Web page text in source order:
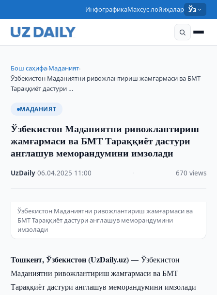
ИнфографикаМахсус лойиҳалар Ўз
Бош саҳифа›Маданият›
Ўзбекистон Маданиятни ривожлантириш жамғармаси ва БМТ
Тараққиёт дастури …
МАДАНИЯТ
Ўзбекистон Маданиятни ривожлантириш
жамғармаси ва БМТ Тараққиёт дастури
англашув меморандумини имзолади
UzDaily ·06.04.2025 11:00 670 views
Ўзбекистон Маданиятни ривожлантириш жамғармаси ва
БМТ Тараққиёт дастури англашув меморандумини
имзолади
Тошкент, Ўзбекистон (UzDaily.uz) —Ўзбекистон
Маданиятни ривожлантириш жамғармаси ва БМТ
Тараққиёт дастури англашув меморандумини имзолади